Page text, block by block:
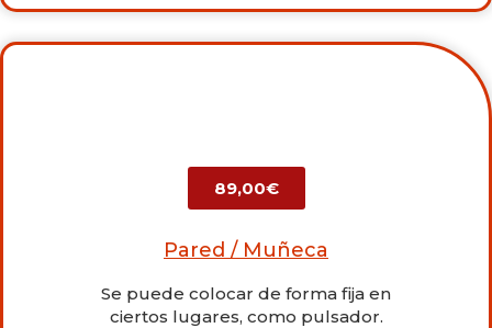
89,00€
Pared / Muñeca
Se puede colocar de forma fija en
ciertos lugares, como pulsador.